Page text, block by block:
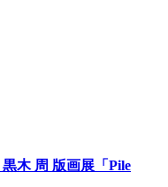
黒木 周 版画展「Pile